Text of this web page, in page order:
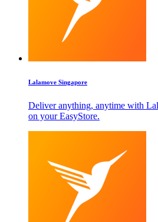
Lalamove Singapore
Deliver anything, anytime with
on your EasyStore.